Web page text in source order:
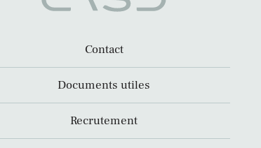
Contact
Documents utiles
Recrutement